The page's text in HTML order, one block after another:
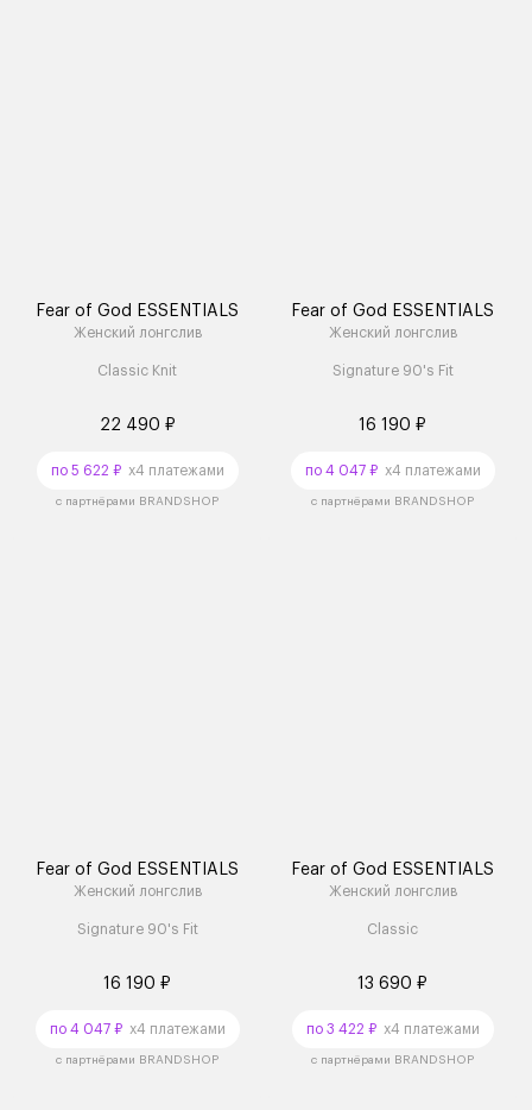
Fear of God ESSENTIALS
Женский лонгслив
Classic Knit
22 490 ₽
по 5 622 ₽x4 платежами
с партнёрами BRANDSHOP
Fear of God ESSENTIALS
Женский лонгслив
Signature 90's Fit
16 190 ₽
по 4 047 ₽x4 платежами
с партнёрами BRANDSHOP
Fear of God ESSENTIALS
Женский лонгслив
Signature 90's Fit
16 190 ₽
по 4 047 ₽x4 платежами
с партнёрами BRANDSHOP
Fear of God ESSENTIALS
Женский лонгслив
Classic
13 690 ₽
по 3 422 ₽x4 платежами
с партнёрами BRANDSHOP